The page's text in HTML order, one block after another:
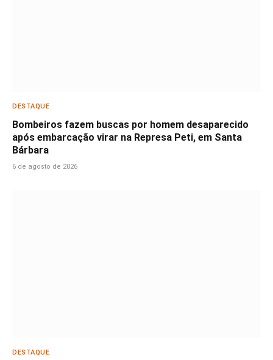
DESTAQUE
Bombeiros fazem buscas por homem desaparecido
após embarcação virar na Represa Peti, em Santa
Bárbara
6 de agosto de 2026
DESTAQUE